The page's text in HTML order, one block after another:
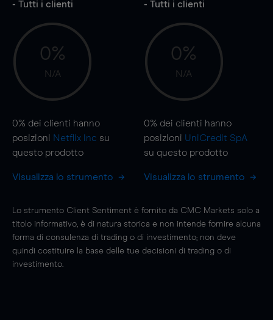
- Tutti i clienti
0%
N/A
0% dei clienti hanno
posizioni Netflix Inc su
questo prodotto
Visualizza lo strumento
- Tutti i clienti
0%
N/A
0% dei clienti hanno
posizioni UniCredit SpA
su questo prodotto
Visualizza lo strumento
Lo strumento Client Sentiment è fornito da CMC Markets solo a
titolo informativo, è di natura storica e non intende fornire alcuna
forma di consulenza di trading o di investimento; non deve
quindi costituire la base delle tue decisioni di trading o di
investimento.